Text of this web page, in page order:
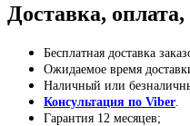
Доставка,
Бесплатная доставка
Ожидаемое время
Наличный или
Консультация по Viber
Гарантия 12 месяцев;